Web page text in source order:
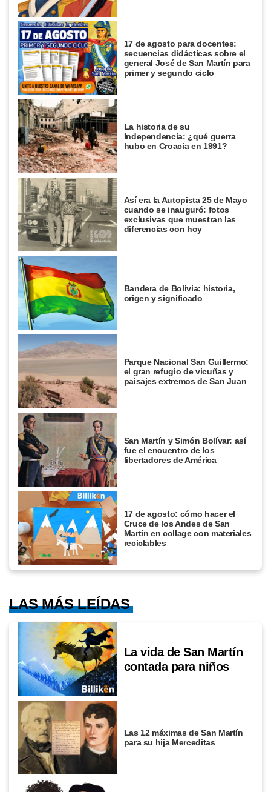
17 de agosto para docentes:
secuencias didácticas sobre el
general José de San Martín para
primer y segundo ciclo
La historia de su
Independencia: ¿qué guerra
hubo en Croacia en 1991?
Así era la Autopista 25 de Mayo
cuando se inauguró: fotos
exclusivas que muestran las
diferencias con hoy
Bandera de Bolivia: historia,
origen y significado
Parque Nacional San Guillermo:
el gran refugio de vicuñas y
paisajes extremos de San Juan
San Martín y Simón Bolívar: así
fue el encuentro de los
libertadores de América
17 de agosto: cómo hacer el
Cruce de los Andes de San
Martín en collage con materiales
reciclables
LAS MÁS LEÍDAS
La vida de San Martín
contada para niños
Las 12 máximas de San Martín
para su hija Merceditas